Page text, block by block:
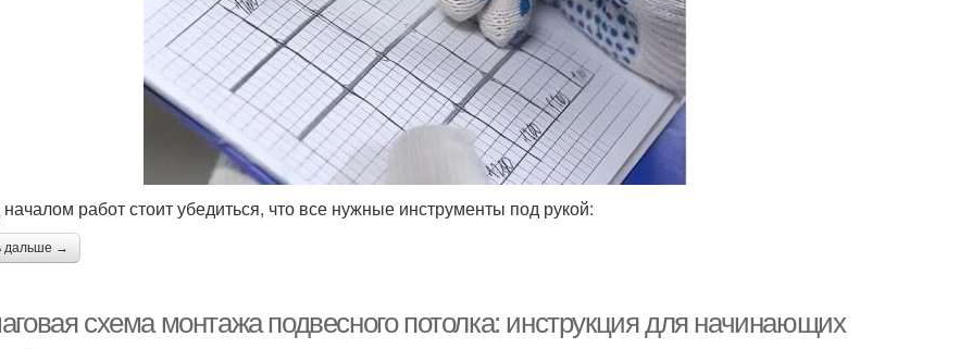
работ стоит убедиться, что все нужные инструменты под рукой:
дальше →
схема монтажа подвесного потолка: инструкция для начинающих